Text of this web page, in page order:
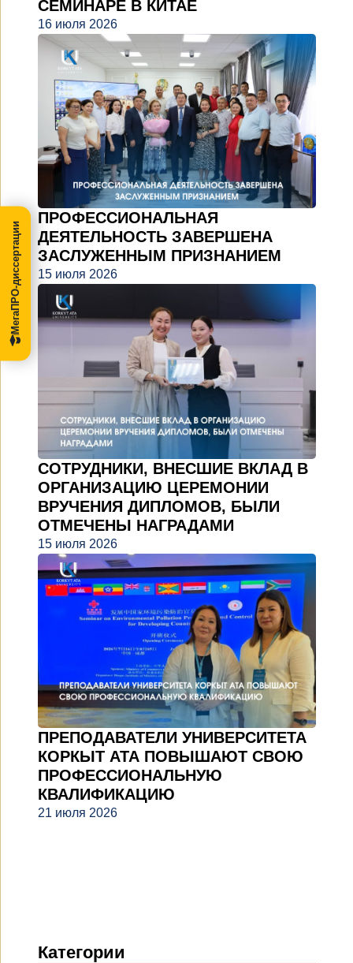
СЕМИНАРЕ В КИТАЕ
16 июля 2026
ПРОФЕССИОНАЛЬНАЯ
ДЕЯТЕЛЬНОСТЬ ЗАВЕРШЕНА
ЗАСЛУЖЕННЫМ ПРИЗНАНИЕМ
15 июля 2026
СОТРУДНИКИ, ВНЕСШИЕ ВКЛАД В
ОРГАНИЗАЦИЮ ЦЕРЕМОНИИ
ВРУЧЕНИЯ ДИПЛОМОВ, БЫЛИ
ОТМЕЧЕНЫ НАГРАДАМИ
15 июля 2026
ПРЕПОДАВАТЕЛИ УНИВЕРСИТЕТА
КОРКЫТ АТА ПОВЫШАЮТ СВОЮ
ПРОФЕССИОНАЛЬНУЮ
КВАЛИФИКАЦИЮ
21 июля 2026
Категории
МегаПРО-диссертации